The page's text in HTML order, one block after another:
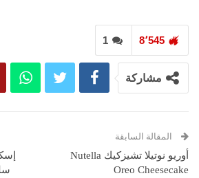
1 8٬545
مشاركة
المقالة السابقة
أوريو نوتيلا تشيزكيك Nutella
Oreo Cheesecake